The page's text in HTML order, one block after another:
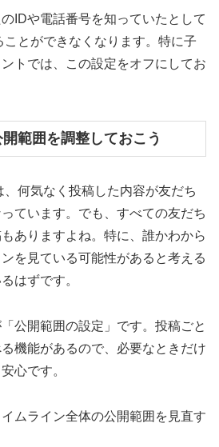
IDや電話番号を知っていたとして
ことができなくなります。特に子
トでは、この設定をオフにしてお
範囲を調整しておこう
、何気なく投稿した内容が友だち
ています。でも、すべての友だち
ありますよね。特に、誰かわから
を見ている可能性があると考える
はずです。
公開範囲の設定」です。投稿ごと
機能があるので、必要なときだけ
心です。
ムライン全体の公開範囲を見直す